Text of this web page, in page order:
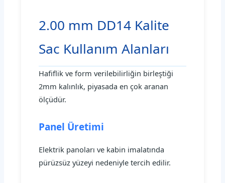
2.00 mm DD14 Kalite
Sac Kullanım Alanları
Hafiflik ve form verilebilirliğin birleştiği
2mm kalınlık, piyasada en çok aranan
ölçüdür.
Panel Üretimi
Elektrik panoları ve kabin imalatında
pürüzsüz yüzeyi nedeniyle tercih edilir.